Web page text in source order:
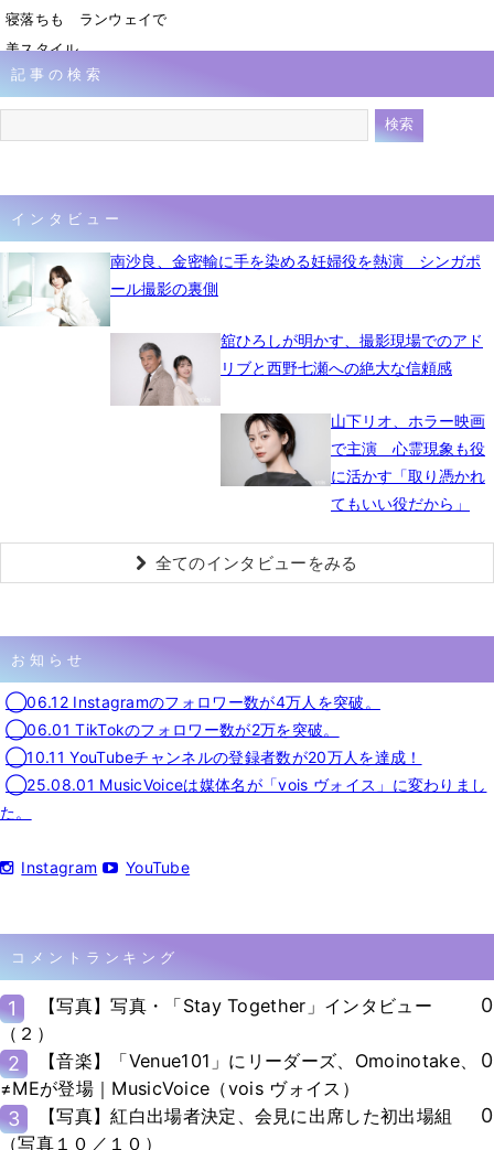
寝落ちも ランウェイで
美スタイル
4月1日 10時33分
記事の検索
インタビュー
南沙良、金密輸に手を染める妊婦役を熱演 シンガポ
ール撮影の裏側
舘ひろしが明かす、撮影現場でのアド
リブと西野七瀬への絶大な信頼感
山下リオ、ホラー映画
で主演 心霊現象も役
に活かす「取り憑かれ
てもいい役だから」
全てのインタビューをみる
お知らせ
◯06.12 Instagramのフォロワー数が4万人を突破。
◯06.01 TikTokのフォロワー数が2万を突破。
◯10.11 YouTubeチャンネルの登録者数が20万人を達成！
◯25.08.01 MusicVoiceは媒体名が「vois ヴォイス」に変わりまし
た。
Instagram YouTube
コメントランキング
1
【写真】写真・「Stay Together」インタビュー
（２）
0
2
【音楽】「Venue101」にリーダーズ、Omoinotake、
≠MEが登場｜MusicVoice（vois ヴォイス）
0
3
【写真】紅白出場者決定、会見に出席した初出場組
（写真１０／１０）
0